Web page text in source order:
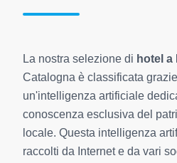
La nostra selezione di hotel a
Catalogna è classificata
un'intelligenza artificiale
conoscenza esclusiva del
locale. Questa intelligenza
raccolti da Internet e da vari